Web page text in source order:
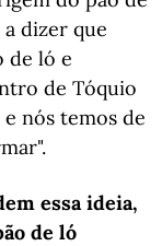
dizer que
de ló e
de Tóquio
nós temos de
essa ideia,
de ló